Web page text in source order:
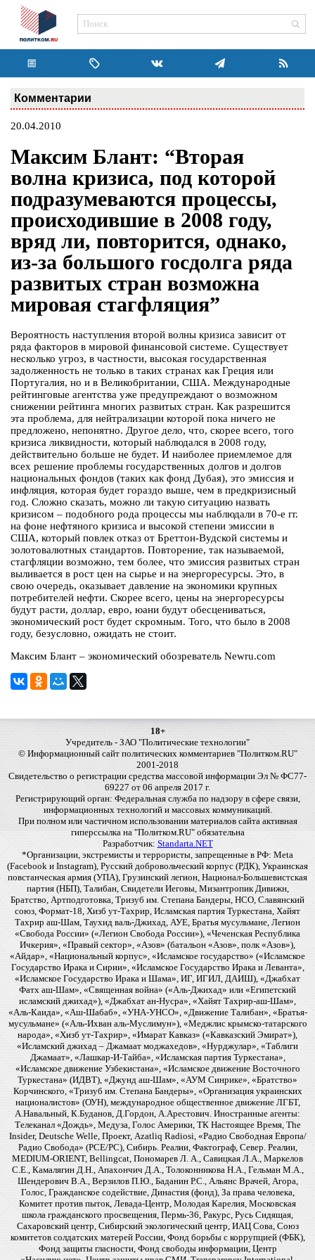
Комментарии
20.04.2010
Максим Блант: “Вторая
волна кризиса, под которой
подразумеваются процессы,
происходившие в 2008 году,
вряд ли, повторится, однако,
из-за большого госдолга ряда
развитых стран возможна
мировая стагфляция”
Вероятность наступления второй волны кризиса зависит от
ряда факторов в мировой финансовой системе. Существует
несколько угроз, в частности, высокая государственная
задолженность не только в таких странах как Греция или
Португалия, но и в Великобритании, США. Международные
рейтинговые агентства уже предупреждают о возможном
снижении рейтинга многих развитых стран. Как разрешится
эта проблема, для нейтрализации которой пока ничего не
предложено, непонятно. Другое дело, что, скорее всего, того
кризиса ликвидности, который наблюдался в 2008 году,
действительно больше не будет. И наиболее приемлемое для
всех решение проблемы государственных долгов и долгов
национальных фондов (таких как фонд Дубая), это эмиссия и
инфляция, которая будет гораздо выше, чем в предкризисный
год. Сложно сказать, можно ли такую ситуацию назвать
кризисом – подобного рода процессы мы наблюдали в 70-е гг.
на фоне нефтяного кризиса и высокой степени эмиссии в
США, который повлек отказ от Бреттон-Вудской системы и
золотовалютных стандартов. Повторение, так называемой,
стагфляции возможно, тем более, что эмиссия развитых стран
выливается в рост цен на сырье и на энергоресурсы. Это, в
свою очередь, оказывает давление на экономики крупных
потребителей нефти. Скорее всего, цены на энергоресурсы
будут расти, доллар, евро, юани будут обесцениваться,
экономический рост будет скромным. Того, что было в 2008
году, безусловно, ожидать не стоит.
Максим Блант – экономический обозреватель Newru.com
18+
Учредитель - ЗАО "Политические технологии"
© Информационный сайт политических комментариев "Политком.RU"
2001-2018
Свидетельство о регистрации средства массовой информации Эл № ФС77-
69227 от 06 апреля 2017 г.
Регистрирующий орган: Федеральная служба по надзору в сфере связи,
информационных технологий и массовых коммуникаций.
При полном или частичном использовании материалов сайта активная
гиперссылка на "Политком.RU" обязательна
Разработчик: Standarta.NET
*Организации, экстремисты и террористы, запрещенные в РФ: Meta
(Facebook и Instagram), Русский добровольческий корпус (РДК), Украинская
повстанческая армия (УПА), Грузинский легион, Национал-Большевистская
партия (НБП), Талибан, Свидетели Иеговы, Мизантропик Дивижн,
Братство, Артподготовка, Тризуб им. Степана Бандеры, НСО, Славянский
союз, Формат-18, Хизб ут-Тахрир, Исламская партия Туркестана, Хайят
Тахрир аш-Шам, Таухид валь-Джихад, АУЕ, Братья мусульмане, Легион
«Свобода России» («Легион Свобода России»), «Чеченская Республика
Ичкерия», «Правый сектор», «Азов» (батальон «Азов», полк «Азов»),
«Айдар», «Национальный корпус», «Исламское государство» («Исламское
Государство Ирака и Сирии», «Исламское Государство Ирака и Леванта»,
«Исламское Государство Ирака и Шама», ИГ, ИГИЛ, ДАИШ), «Джабхат
Фатх аш-Шам», «Священная война» («Аль-Джихад» или «Египетский
исламский джихад»), «Джабхат ан-Нусра», «Хайят Тахрир-аш-Шам»,
«Аль-Каида», «Аш-Шабаб», «УНА-УНСО», «Движение Талибан», «Братья-
мусульмане» («Аль-Ихван аль-Муслимун»), «Меджлис крымско-татарского
народа», «Хизб ут-Тахрир», «Имарат Кавказ» («Кавказский Эмират»),
«Исламский джихад – Джамаат моджахедов», «Нурджулар», «Таблиги
Джамаат», «Лашкар-И-Тайба», «Исламская партия Туркестана»,
«Исламское движение Узбекистана», «Исламское движение Восточного
Туркестана» (ИДВТ), «Джунд аш-Шам», «АУМ Синрике», «Братство»
Корчинского, «Тризуб им. Степана Бандеры», «Организация украинских
националистов» (ОУН), международное общественное движение ЛГБТ,
А.Навальный, К.Буданов, Д.Гордон, А.Арестович. Иностранные агенты:
Телеканал «Дождь», Медуза, Голос Америки, ТК Настоящее Время, The
Insider, Deutsche Welle, Проект, Azatliq Radiosi, «Радио Свободная Европа/
Радио Свобода» (PCE/PC), Сибирь. Реалии, Фактограф, Север. Реалии,
MEDIUM-ORIENT, Bellingcat, Пономарев Л. А., Савицкая Л.А., Маркелов
С.Е., Камалягин Д.Н., Апахончич Д.А., Толоконникова Н.А., Гельман М.А.,
Шендерович В.А., Верзилов П.Ю., Баданин Р.С., Альянс Врачей, Агора,
Голос, Гражданское содействие, Династия (фонд), За права человека,
Комитет против пыток, Левада-Центр, Молодая Карелия, Московская
школа гражданского просвещения, Пермь-36, Ракурс, Русь Сидящая,
Сахаровский центр, Сибирский экологический центр, ИАЦ Сова, Союз
комитетов солдатских матерей России, Фонд борьбы с коррупцией (ФБК),
Фонд защиты гласности, Фонд свободы информации, Центр